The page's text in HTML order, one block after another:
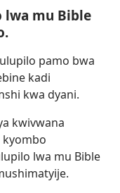
mu Bible
pamo bwa
kadi
kwa dyani.
kwivwana
kyombo
lwa mu Bible